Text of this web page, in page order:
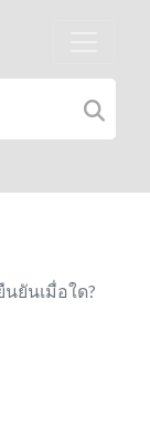
นยันเมื่อใด?